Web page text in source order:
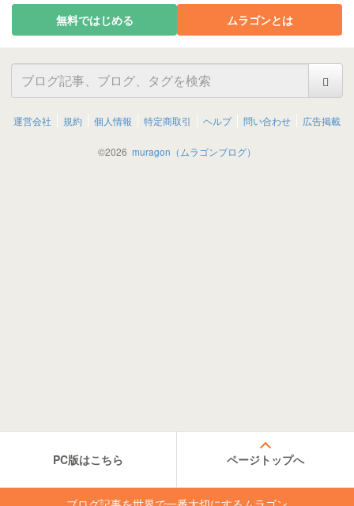
無料ではじめる ムラゴンとは
運営会社 規約 個人情報 特定商取引 ヘルプ 問い合わせ 広告掲載
©2026 muragon（ムラゴンブログ）
PC版はこちら ページトップへ